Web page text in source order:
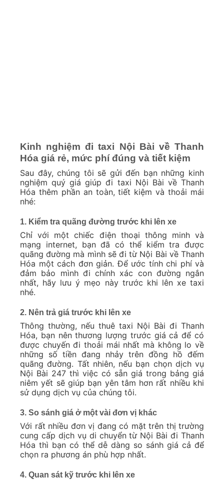
Kinh nghiệm đi taxi Nội Bài về Thanh
Hóa giá rẻ, mức phí đúng và tiết kiệm
Sau đây, chúng tôi sẽ gửi đến bạn những kinh
nghiệm quý giá giúp đi taxi Nội Bài về Thanh
Hóa thêm phần an toàn, tiết kiệm và thoải mái
nhé:
1. Kiểm tra quãng đường trước khi lên xe
Chỉ với một chiếc điện thoại thông minh và
mạng internet, bạn đã có thể kiểm tra được
quãng đường mà mình sẽ đi từ Nội Bài về Thanh
Hóa một cách đơn giản. Để ước tính chi phí và
đảm bảo mình đi chính xác con đường ngắn
nhất, hãy lưu ý mẹo này trước khi lên xe taxi
nhé.
2. Nên trả giá trước khi lên xe
Thông thường, nếu thuê taxi Nội Bài đi Thanh
Hóa, bạn nên thương lượng trước giá cả để có
được chuyến đi thoải mái nhất mà không lo về
những số tiền đang nhảy trên đồng hồ đếm
quãng đường. Tất nhiên, nếu bạn chọn dịch vụ
Nội Bài 247 thì việc có sẵn giá trong bảng giá
niêm yết sẽ giúp bạn yên tâm hơn rất nhiều khi
sử dụng dịch vụ của chúng tôi.
3. So sánh giá ở một vài đơn vị khác
Với rất nhiều đơn vị đang có mặt trên thị trường
cung cấp dịch vụ di chuyển từ Nội Bài đi Thanh
Hóa thì bạn có thể dễ dàng so sánh giá cả để
chọn ra phương án phù hợp nhất.
4. Quan sát kỹ trước khi lên xe